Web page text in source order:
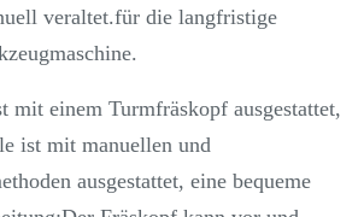
veraltet.für die langfristige
einem Turmfräskopf ausgestattet,
ist mit manuellen und
ausgestattet, eine bequeme